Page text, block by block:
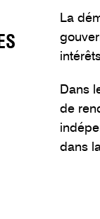
La
Dans
de
dans